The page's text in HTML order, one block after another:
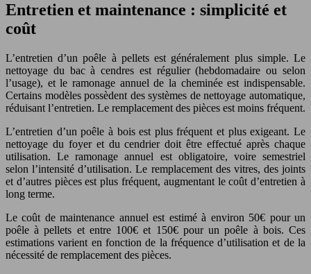
Entretien et maintenance : simplicité et
coût
L’entretien d’un poêle à pellets est généralement plus simple. Le
nettoyage du bac à cendres est régulier (hebdomadaire ou selon
l’usage), et le ramonage annuel de la cheminée est indispensable.
Certains modèles possèdent des systèmes de nettoyage automatique,
réduisant l’entretien. Le remplacement des pièces est moins fréquent.
L’entretien d’un poêle à bois est plus fréquent et plus exigeant. Le
nettoyage du foyer et du cendrier doit être effectué après chaque
utilisation. Le ramonage annuel est obligatoire, voire semestriel
selon l’intensité d’utilisation. Le remplacement des vitres, des joints
et d’autres pièces est plus fréquent, augmentant le coût d’entretien à
long terme.
Le coût de maintenance annuel est estimé à environ 50€ pour un
poêle à pellets et entre 100€ et 150€ pour un poêle à bois. Ces
estimations varient en fonction de la fréquence d’utilisation et de la
nécessité de remplacement des pièces.